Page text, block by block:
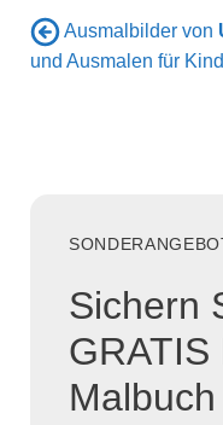
Ausmalbilder von
und Ausmalen für
Sichern
Malbuch